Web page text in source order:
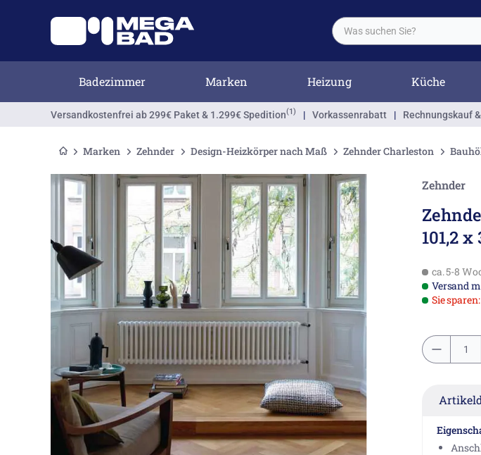
Badezimmer Marken Heizung Küche
Versandkostenfrei ab 299€ Paket & 1.299€ Spedition(1) | Vorkassenrabatt | Rechnungskauf
Marken Zehnder Design-Heizkörper nach Maß Zehnder Charleston
Zehnder
101,2
ca. 5-8
Versand
Sie sparen: